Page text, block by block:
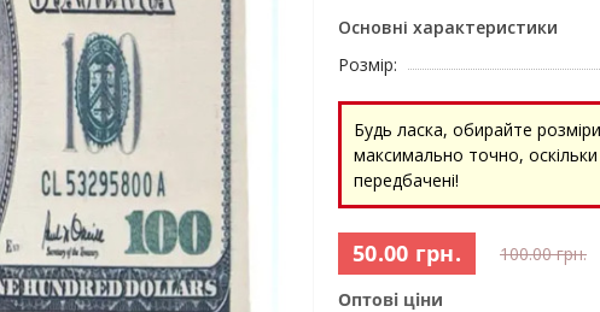
Основні характеристики
Розмір:
Будь ласка, обирайте
максимально точно,
передбачені!
50.00 грн. 100.00 грн.
Оптові ціни